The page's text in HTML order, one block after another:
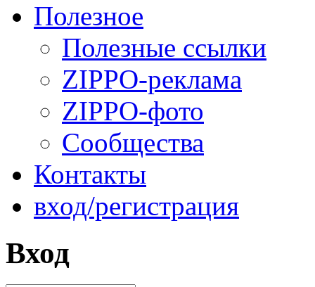
Полезное
Полезные ссылки
ZIPPO-реклама
ZIPPO-фото
Сообщества
Контакты
вход/регистрация
Вход